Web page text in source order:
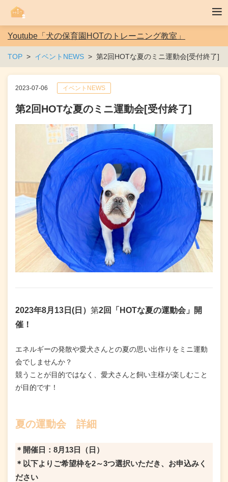
Youtube「犬の保育園HOTのトレーニング教室」
TOP イベントNEWS 第2回HOTな夏のミニ運動会[受付終了]
2023-07-06 イベントNEWS
第2回HOTな夏のミニ運動会[受付終了]
2023年8月13日(日） 第2回「HOTな夏の運動会」開
催！
エネルギーの発散や愛犬さんとの夏の思い出作りをミニ運動
会でしませんか？
競うことが目的ではなく、愛犬さんと飼い主様が楽しむこと
が目的です！
夏の運動会 詳細
＊開催日：8月13日（日）
＊以下よりご希望枠を2～3つ選択いただき、お申込みく
ださい